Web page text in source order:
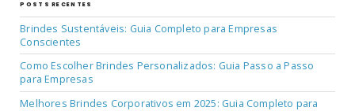
POSTS RECENTES
Brindes Sustentáveis: Guia Completo para Empresas
Conscientes
Como Escolher Brindes Personalizados: Guia Passo a Passo
para Empresas
Melhores Brindes Corporativos em 2025: Guia Completo para